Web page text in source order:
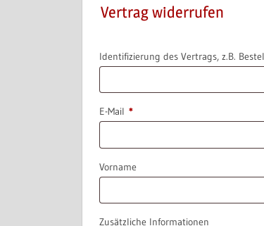
Vertrag widerrufen
Identifizierung des Vertrags, z.B.
E-Mail *
E-
(wiederholen)*
Vorname
Zusätzliche Informationen